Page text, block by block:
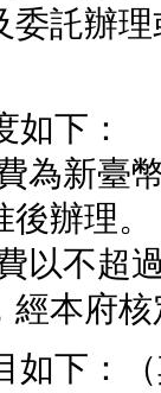
委託辦
如下：
為新臺
辦理。
以不超
經本府
如下：